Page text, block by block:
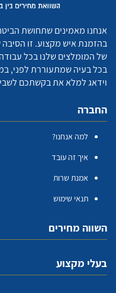
אנחנו מאמינים שתחושת
בהזמנת איש מקצוע. זו
של המומלצים שלנו בכל
בכל בעיה שמתעוררת לפני,
וידאג למלא את בקשתכם
החברה
למה אנחנו?
איך זה עובד
אמנת שרות
תנאי שימוש
השווה מחירים
בעלי מקצוע